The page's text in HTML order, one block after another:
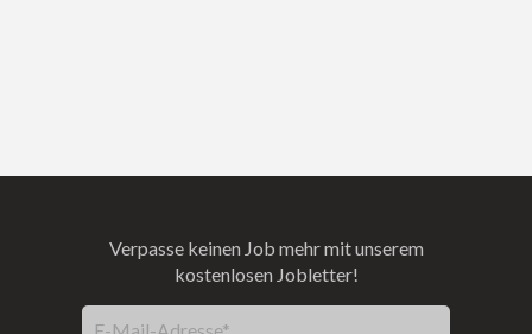
Verpasse keinen Job mehr mit unserem
kostenlosen Jobletter!
E-Mail-Adresse*